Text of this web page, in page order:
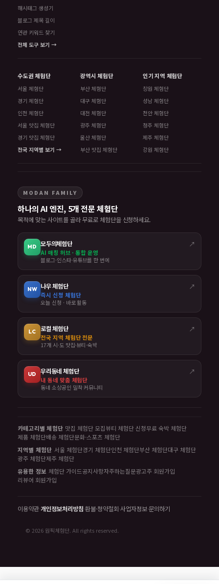
해시태그 생성기
블로그 제목 길이
연관 키워드 찾기
전체 도구 보기 →
수도권 체험단
서울 체험단
경기 체험단
인천 체험단
서울 맛집 체험단
경기 맛집 체험단
전국 지역별 보기 →
광역시 체험단
부산 체험단
대구 체험단
대전 체험단
광주 체험단
울산 체험단
부산 맛집 체험단
인기 지역 체험단
창원 체험단
성남 체험단
천안 체험단
청주 체험단
제주 체험단
강원 체험단
MODAN FAMILY
하나의 AI 엔진, 5개 전문 체험단
목적에 맞는 사이트를 골라 무료로 체험단을 신청하세요.
MD 모두의체험단 ↗
AI 매칭 허브 · 통합 운영
블로그·인스타·유튜브를 한 번에
NW 나우 체험단 ↗
즉시 신청 체험단
오늘 신청 · 바로 활동
LC 로컬 체험단 ↗
전국 지역 체험단 전문
17개 시·도 맛집·뷰티·숙박
UD 우리동네 체험단 ↗
내 동네 맞춤 체험단
동네 소상공인 밀착 커뮤니티
카테고리별 체험단 맛집 체험단 모집뷰티 체험단 신청무료 숙박 체험단
제품 체험단배송 체험단문화·스포츠 체험단
지역별 체험단 서울 체험단경기 체험단인천 체험단부산 체험단대구 체험단
광주 체험단제주 체험단
유용한 정보 체험단 가이드공지사항자주하는질문광고주 회원가입
리뷰어 회원가입
이용약관·개인정보처리방침·환불·청약철회·사업자정보·문의하기
© 2026 원픽체험단. All rights reserved.